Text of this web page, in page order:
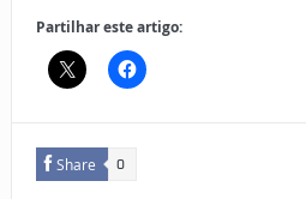
Partilhar este artigo:
Share 0